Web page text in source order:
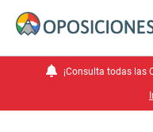
¡Consulta todas las